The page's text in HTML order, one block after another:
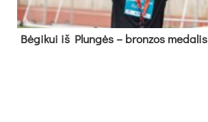
Bė­gi­kui iš Plun­gės – bron­zos me­da­lis